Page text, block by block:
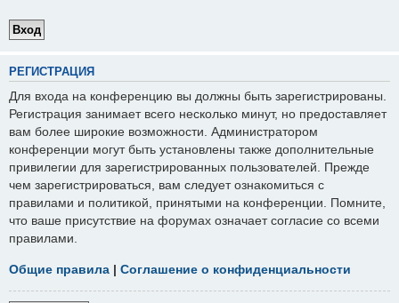
РЕГИСТРАЦИЯ
Для входа на конференцию вы должны быть зарегистрированы.
Регистрация занимает всего несколько минут, но предоставляет
вам более широкие возможности. Администратором
конференции могут быть установлены также дополнительные
привилегии для зарегистрированных пользователей. Прежде
чем зарегистрироваться, вам следует ознакомиться с
правилами и политикой, принятыми на конференции. Помните,
что ваше присутствие на форумах означает согласие со всеми
правилами.
Общие правила | Соглашение о конфиденциальности